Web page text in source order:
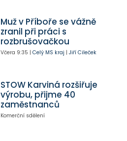
Muž v Příboře se vážně
zranil při práci s
rozbrušovačkou
Včera 9:35 | Celý MS kraj | Jiří Cileček
STOW Karviná rozšiřuje
výrobu, přijme 40
zaměstnanců
Komerční sdělení